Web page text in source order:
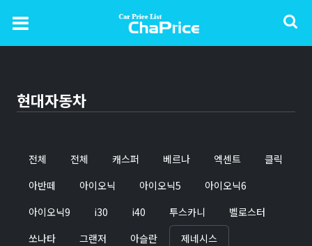
현대자동차
전체 전체 캐스퍼 베르나 엑센트
클릭
아반떼
아이오닉 아이오닉5
아이오닉6
아이오닉9
i30 i40 투스카니
벨로스터
쏘나타
그랜저 아슬란
제네시스